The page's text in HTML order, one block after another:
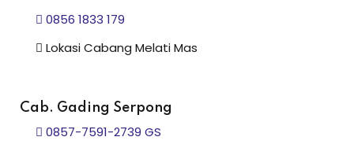
0856 1833 179
Lokasi Cabang Melati Mas
Cab. Gading Serpong
0857-7591-2739 GS